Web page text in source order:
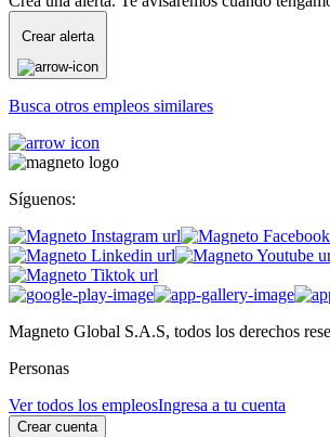
Crear alerta
Busca otros empleos similares
Síguenos:
Magneto Global S.A.S, todos los derechos
Personas
Ver todos los empleosIngresa a tu cuenta
Crear cuenta